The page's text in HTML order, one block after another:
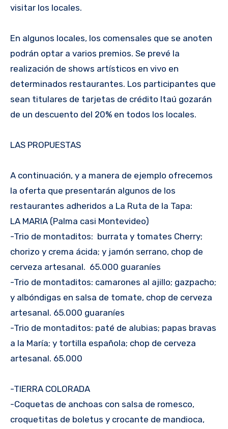
visitar los locales.
En algunos locales, los comensales que se anoten
podrán optar a varios premios. Se prevé la
realización de shows artísticos en vivo en
determinados restaurantes. Los participantes que
sean titulares de tarjetas de crédito Itaú gozarán
de un descuento del 20% en todos los locales.
LAS PROPUESTAS
A continuación, y a manera de ejemplo ofrecemos
la oferta que presentarán algunos de los
restaurantes adheridos a La Ruta de la Tapa:
LA MARIA (Palma casi Montevideo)
-Trio de montaditos: burrata y tomates Cherry;
chorizo y crema ácida; y jamón serrano, chop de
cerveza artesanal. 65.000 guaraníes
-Trio de montaditos: camarones al ajillo; gazpacho;
y albóndigas en salsa de tomate, chop de cerveza
artesanal. 65.000 guaraníes
-Trio de montaditos: paté de alubias; papas bravas
a la María; y tortilla española; chop de cerveza
artesanal. 65.000
-TIERRA COLORADA
-Coquetas de anchoas con salsa de romesco,
croquetitas de boletus y crocante de mandioca,